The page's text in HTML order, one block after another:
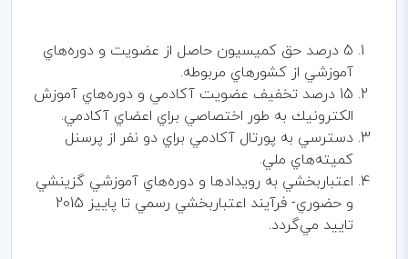
5 درصد حق كميسيون حاصل از عضويت و دوره‌هاي
آموزشي از كشورهاي مربوطه.
15 درصد تخفيف عضويت آكادمي و دوره‌هاي آموزش
الكترونيك به طور اختصاصي براي اعضاي آكادمي.
دسترسي به پورتال آكادمي براي دو نفر از پرسنل
كميته‌هاي ملي.
اعتباربخشي به رويدادها و دوره‌هاي آموزشي گزينشي
و حضوري- فرآيند اعتباربخشي رسمي تا پاييز 2015
تاييد مي‌گردد.